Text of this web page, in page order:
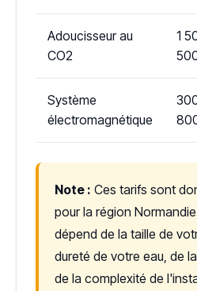
Adoucisseur au
CO2
1
Système
électromagnétique
Note : Ces tarifs sont
pour la région
dépend de la taille de
dureté de votre eau, de
de la complexité de